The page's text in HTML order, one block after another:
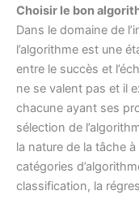
Choisir le bon
Dans le domaine de
l’algorithme est une
entre le succès et
ne se valent pas et il
chacune ayant ses
sélection de
la nature de la tâche
catégories
classification, la